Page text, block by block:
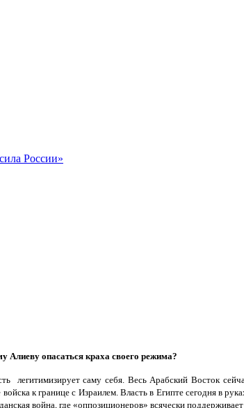
России»
Алиеву опасаться краха своего режима?
саму себя. Весь Арабский Восток
к границе с Израилем. Власть в Египте сегодня в
война, где «оппозиционеров» всячески